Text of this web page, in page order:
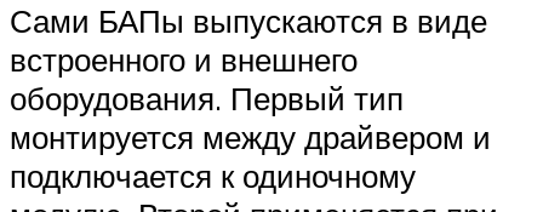
Сами БАПы выпускаются в виде
встроенного и внешнего
оборудования. Первый тип
монтируется между драйвером и
подключается к одиночному